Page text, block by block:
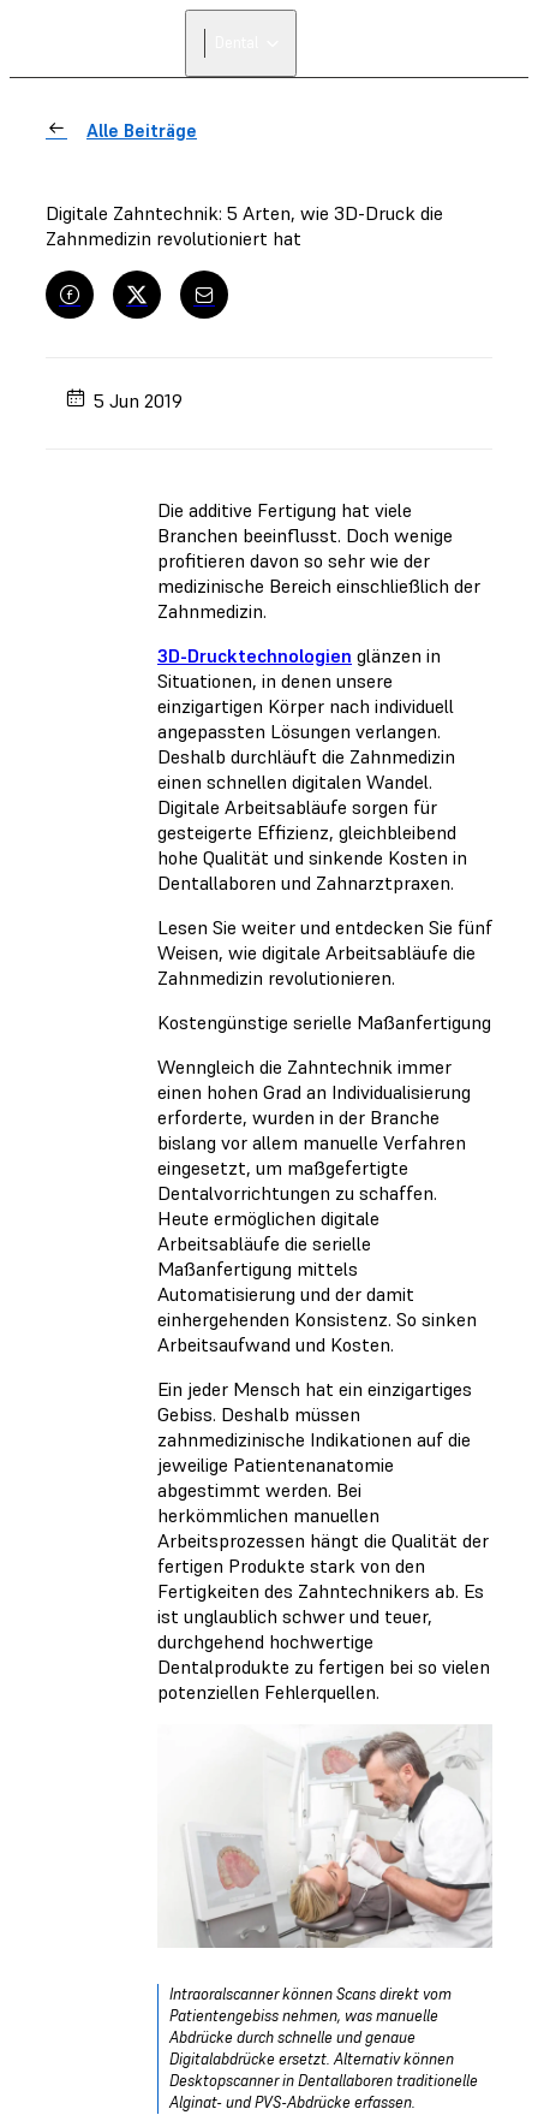
Alle Beiträge
Digitale Zahntechnik: 5 Arten, wie 3D-Druck die
Zahnmedizin revolutioniert hat
5 Jun 2019
Die additive Fertigung hat viele
Branchen beeinflusst. Doch wenige
profitieren davon so sehr wie der
medizinische Bereich einschließlich der
Zahnmedizin.
3D-Drucktechnologien glänzen in
Situationen, in denen unsere
einzigartigen Körper nach individuell
angepassten Lösungen verlangen.
Deshalb durchläuft die Zahnmedizin
einen schnellen digitalen Wandel.
Digitale Arbeitsabläufe sorgen für
gesteigerte Effizienz, gleichbleibend
hohe Qualität und sinkende Kosten in
Dentallaboren und Zahnarztpraxen.
Lesen Sie weiter und entdecken Sie fünf
Weisen, wie digitale Arbeitsabläufe die
Zahnmedizin revolutionieren.
Kostengünstige serielle Maßanfertigung
Wenngleich die Zahntechnik immer
einen hohen Grad an Individualisierung
erforderte, wurden in der Branche
bislang vor allem manuelle Verfahren
eingesetzt, um maßgefertigte
Dentalvorrichtungen zu schaffen.
Heute ermöglichen digitale
Arbeitsabläufe die serielle
Maßanfertigung mittels
Automatisierung und der damit
einhergehenden Konsistenz. So sinken
Arbeitsaufwand und Kosten.
Ein jeder Mensch hat ein einzigartiges
Gebiss. Deshalb müssen
zahnmedizinische Indikationen auf die
jeweilige Patientenanatomie
abgestimmt werden. Bei
herkömmlichen manuellen
Arbeitsprozessen hängt die Qualität der
fertigen Produkte stark von den
Fertigkeiten des Zahntechnikers ab. Es
ist unglaublich schwer und teuer,
durchgehend hochwertige
Dentalprodukte zu fertigen bei so vielen
potenziellen Fehlerquellen.
Intraoralscanner können Scans direkt vom
Patientengebiss nehmen, was manuelle
Abdrücke durch schnelle und genaue
Digitalabdrücke ersetzt. Alternativ können
Desktopscanner in Dentallaboren traditionelle
Alginat- und PVS-Abdrücke erfassen.